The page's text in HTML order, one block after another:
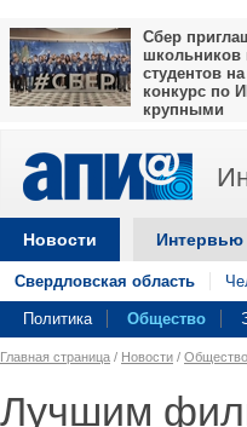
Сбер
школьников
студентов на
конкурс по
крупными
Новости Интервью
Свердловская область
Политика Общество
Главная страница / Новости / Общество
Лучшим